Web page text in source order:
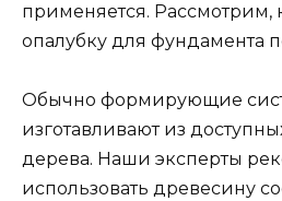
применяется. Рассмотрим,
опалубку для фундамента
Обычно формирующие
изготавливают из
дерева. Наши эксперты
использовать древесину